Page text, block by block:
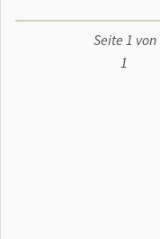
Seite 1 von
1